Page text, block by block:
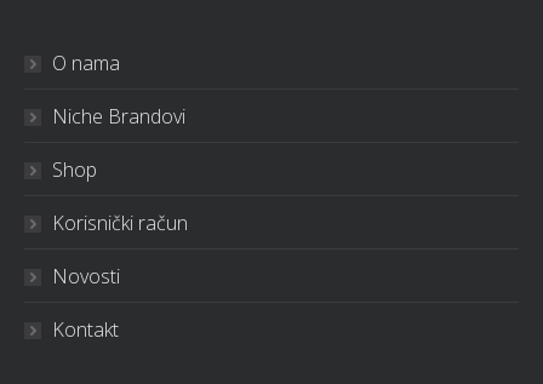
O nama
Niche Brandovi
Shop
Korisnički račun
Novosti
Kontakt